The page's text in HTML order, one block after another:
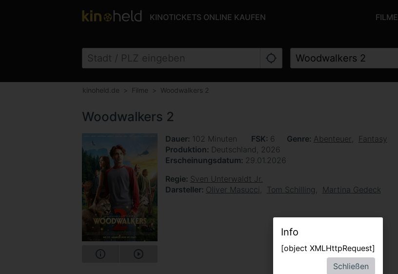
KINOTICKETS ONLINE KAUFEN FILME
kinoheld.de Filme Woodwalkers 2
Woodwalkers 2
Dauer 102 Minuten FSK 6 Genre Abenteuer
Fantasy
Produktion Deutschland, 2026
Erscheinungsdatum 29.01.2026
Regie Sven Unterwaldt Jr.
Darsteller Oliver Masucci Tom Schilling Martina Gedeck
Info
[object XMLHttpRequest]
Schließen